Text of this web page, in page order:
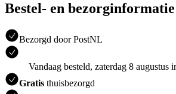
Bestel- en bezorginformatie
Bezorgd door PostNL
Vandaag besteld, zaterdag 8 augustus
Gratis thuisbezorgd